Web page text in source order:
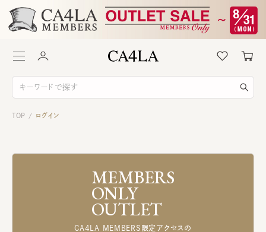
TOP / ログイン
MEMBERS
ONLY
OUTLET
CA4LA MEMBERS限定アクセスの